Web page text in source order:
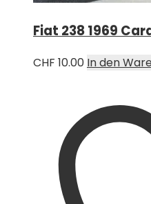
Fiat 238 1969
CHF 10.00 In den